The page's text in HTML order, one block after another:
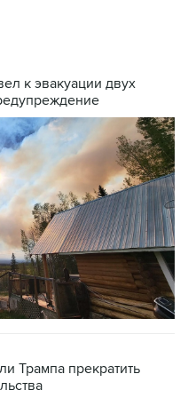
к эвакуации двух